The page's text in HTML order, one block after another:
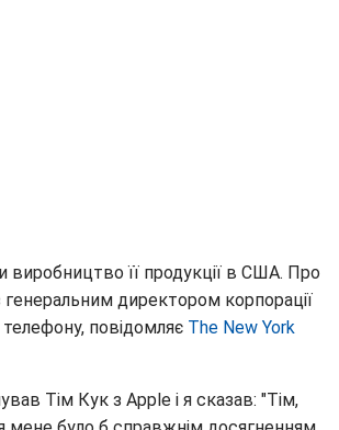
виробництво її продукції в США. Про
генеральним директором корпорації
повідомляє The New York
Тім Кук з Apple і я сказав: "Тім,